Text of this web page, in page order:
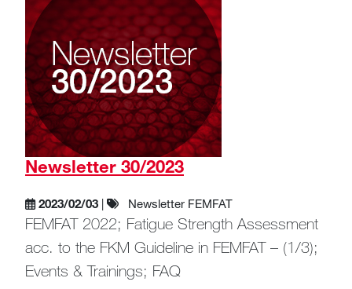
Newsletter 30/2023
2023/02/03 | Newsletter FEMFAT
FEMFAT 2022; Fatigue Strength Assessment
acc. to the FKM Guideline in FEMFAT – (1/3);
Events & Trainings; FAQ